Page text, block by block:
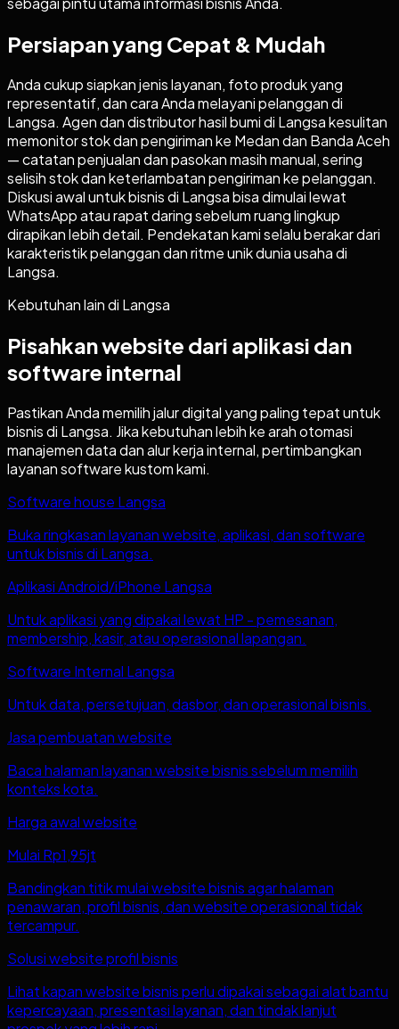
Persiapan yang Cepat & Mudah
Anda cukup siapkan jenis layanan, foto produk yang
representatif, dan cara Anda melayani pelanggan di
Langsa. Agen dan distributor hasil bumi di Langsa kesulitan
memonitor stok dan pengiriman ke Medan dan Banda Aceh
— catatan penjualan dan pasokan masih manual, sering
selisih stok dan keterlambatan pengiriman ke pelanggan.
Diskusi awal untuk bisnis di Langsa bisa dimulai lewat
WhatsApp atau rapat daring sebelum ruang lingkup
dirapikan lebih detail. Pendekatan kami selalu berakar dari
karakteristik pelanggan dan ritme unik dunia usaha di
Langsa.
Kebutuhan lain di Langsa
Pisahkan website dari aplikasi dan
software internal
Pastikan Anda memilih jalur digital yang paling tepat untuk
bisnis di Langsa. Jika kebutuhan lebih ke arah otomasi
manajemen data dan alur kerja internal, pertimbangkan
layanan software kustom kami.
Software house Langsa
Buka ringkasan layanan website, aplikasi, dan software
untuk bisnis di Langsa.
Aplikasi Android/iPhone Langsa
Untuk aplikasi yang dipakai lewat HP - pemesanan,
membership, kasir, atau operasional lapangan.
Software Internal Langsa
Untuk data, persetujuan, dasbor, dan operasional bisnis.
Jasa pembuatan website
Baca halaman layanan website bisnis sebelum memilih
konteks kota.
Harga awal website
Mulai Rp1,95jt
Bandingkan titik mulai website bisnis agar halaman
penawaran, profil bisnis, dan website operasional tidak
tercampur.
Solusi website profil bisnis
Lihat kapan website bisnis perlu dipakai sebagai alat bantu
kepercayaan, presentasi layanan, dan tindak lanjut